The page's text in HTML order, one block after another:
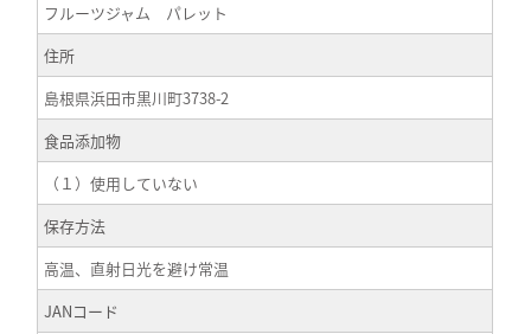
フルーツジャム パレット
住所
島根県浜田市黒川町3738-2
食品添加物
（１）使用していない
保存方法
高温、直射日光を避け常温
JANコード